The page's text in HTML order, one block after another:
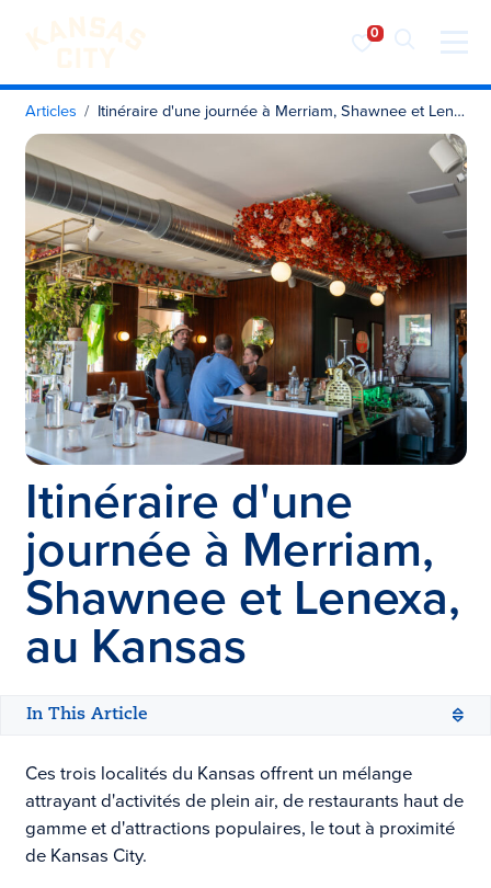
Visiter KC
Skip to content
Articles Itinéraire d'une journée à Merriam, Shawnee et Lenexa, au Kansas
Itinéraire d'une
journée à Merriam,
Shawnee et Lenexa,
au Kansas
In This Article
Ces trois localités du Kansas offrent un mélange
attrayant d'activités de plein air, de restaurants haut de
gamme et d'attractions populaires, le tout à proximité
de Kansas City.